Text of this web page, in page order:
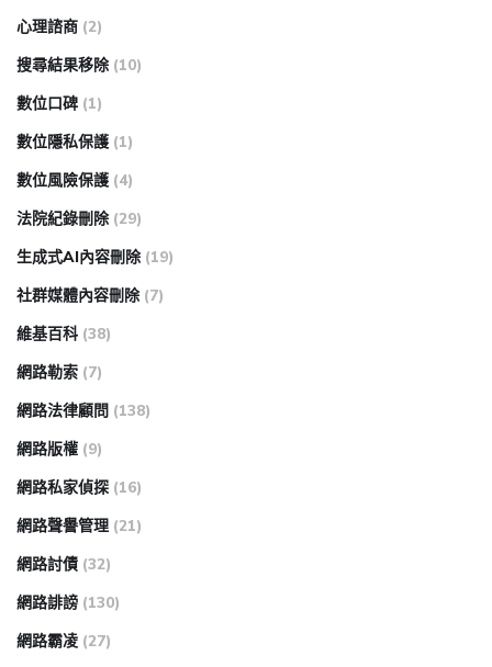
心理諮商 (2)
搜尋結果移除 (10)
數位口碑 (1)
數位隱私保護 (1)
數位風險保護 (4)
法院紀錄刪除 (29)
生成式AI內容刪除 (19)
社群媒體內容刪除 (7)
維基百科 (38)
網路勒索 (7)
網路法律顧問 (138)
網路版權 (9)
網路私家偵探 (16)
網路聲譽管理 (21)
網路討債 (32)
網路誹謗 (130)
網路霸凌 (27)